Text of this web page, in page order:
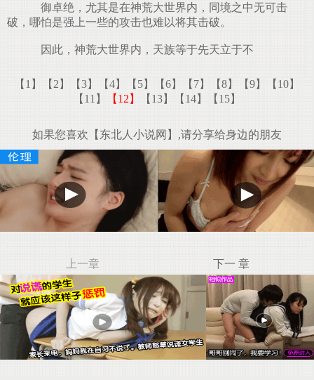
御卓绝，尤其是在神荒大世界内，同境之中无可击
破，哪怕是强上一些的攻击也难以将其击破。
因此，神荒大世界内，天族等于先天立于不
【1】 【2】 【3】 【4】 【5】 【6】 【7】 【8】 【9】
【10】
【11】
【12】 【13】 【14】 【15】
如果您喜欢【东北人小说网】,请分享给身边的朋友
上一章 下一 章